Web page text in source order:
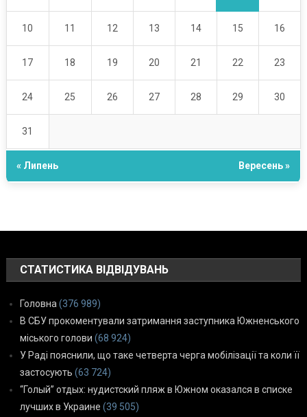
10 11 12 13 14 15 16
17 18 19 20 21 22 23
24 25 26 27 28 29 30
31
« Липень Вересень »
СТАТИСТИКА ВІДВІДУВАНЬ
Головна (376 989)
В СБУ прокоментували затримання заступника Южненського
міського голови (68 924)
У Раді пояснили, що таке четверта черга мобілізації та коли її
застосують (63 724)
“Голый” отдых: нудистский пляж в Южном оказался в списке
лучших в Украине (39 505)